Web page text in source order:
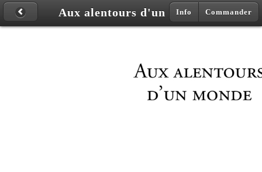
Aux alentours d'un monde
Info Commander